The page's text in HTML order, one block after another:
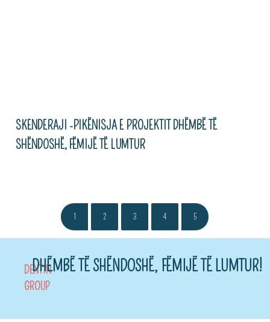
SKENDERAJI -PIKËNISJA E PROJEKTIT DHËMBË TË
SHËNDOSHË, FËMIJË TË LUMTUR
1 2 3 4 5
DENTIN
GROUP
DHËMBË TË SHËNDOSHË, FËMIJË TË LUMTUR!